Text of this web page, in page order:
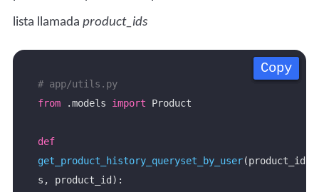
lista llamada product_ids
Copy
Copy
Copy
Copy
# app/utils.py
from .models import
def
get_product_history_queryset_by_user(product_id